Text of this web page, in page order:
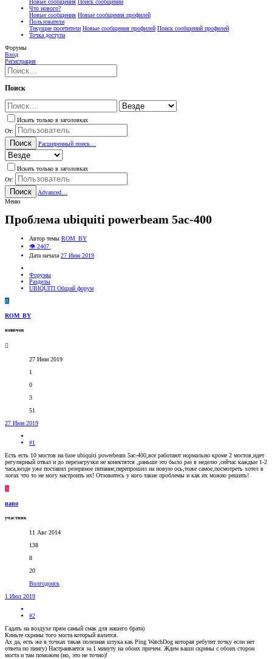
Новые сообщения Поиск сообщений
Что нового?
Новые сообщения Новые сообщения профилей
Пользователи
Текущие посетители Новые сообщения профилей Поиск сообщений профилей
Точка доступа
Форумы
Вход
Регистрация
Поиск
Искать только в заголовках
От:
Поиск Расширенный поиск…
Искать только в заголовках
От:
Поиск
Advanced…
Меню
Проблема ubiquiti powerbeam 5ac-400
Автор темы ROM_BY
👁 2407
Дата начала 27 Июн 2019
Форумы
Разделы
UBIQUITI Общий форум
R
ROM_BY
новичок
27 Июн 2019
1
0
3
51
27 Июн 2019
#1
Есть есть 10 мостов на базе ubiquiti powerbeam 5ac-400,все работают нормально кроме 2 мостов,идет
регулярный отвал и до перезагрузки не конектятся ,раньше это было раз в неделю ,сейчас каждые 1-2
часа,везде уже поставил резервное питание,перепрошил на новую ось,тоже самое,посмотреть хотел в
логах что то не могу настроить их! Отзовитесь у кого такие проблемы и как их можно решить!
N
nano
участник
11 Авг 2014
138
8
20
Волгодонск
1 Июл 2019
#2
Гадать на воздухе прям самый смак для нашего брата)
Киньте скрины того моста который валится.
Ах да, есть же в точках такая полезная штука как Ping WatchDog которая ребутит точку если нет
ответа по пингу) Настраивается за 1 минуту на обоих причем. Ждем ваши скрины с обоих сторон
моста и там поможем (но, это не точно)!